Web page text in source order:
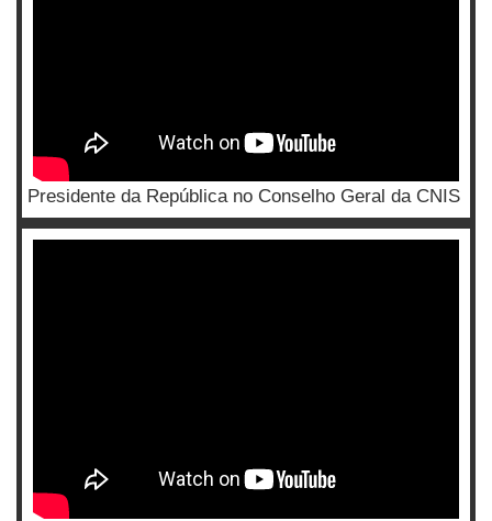
Presidente da República no Conselho Geral da CNIS